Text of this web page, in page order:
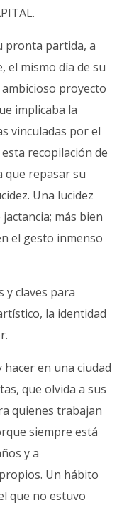
pronta partida, a
el mismo día de su
proyecto
implicaba la
vinculadas por el
recopilación de
que repasar su
Una lucidez
más bien
el gesto inmenso
y claves para
la identidad
hacer en una ciudad
que olvida a sus
quienes trabajan
siempre está
y a
Un hábito
que no estuvo